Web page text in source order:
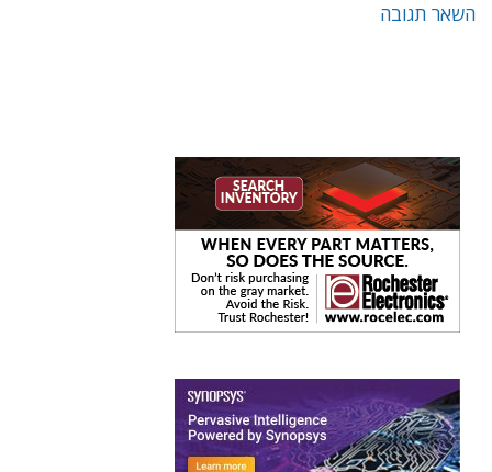
השאר תגובה